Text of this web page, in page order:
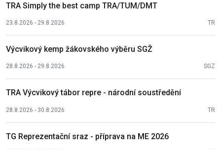
TRA Simply the best camp TRA/TUM/DMT
23.8.2026 - 29.8.2026 TR
Výcvikový kemp žákovského výběru SGŽ
28.8.2026 - 29.8.2026 SGZ
TRA Výcvikový tábor repre - národní soustředění
28.8.2026 - 30.8.2026 TR
TG Reprezentační sraz - příprava na ME 2026